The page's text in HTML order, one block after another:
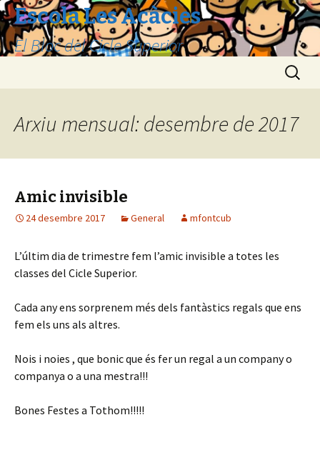
Escola Les Acàcies
El Bloc del Cicle Superior
Cerca:
Arxiu mensual: desembre de 2017
Amic invisible
24 desembre 2017 General mfontcub
L’últim dia de trimestre fem l’amic invisible a totes les
classes del Cicle Superior.
Cada any ens sorprenem més dels fantàstics regals que ens
fem els uns als altres.
Nois i noies , que bonic que és fer un regal a un company o
companya o a una mestra!!!
Bones Festes a Tothom!!!!!